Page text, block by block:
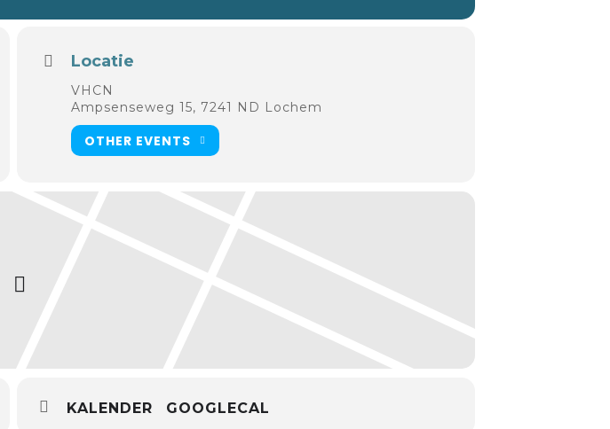
Locatie
VHCN
Ampsenseweg 15, 7241 ND Lochem
OTHER EVENTS
KALENDER GOOGLECAL